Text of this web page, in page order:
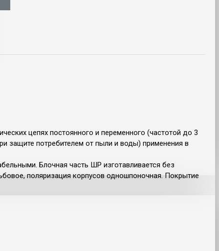
цепях постоянного и переменного (частотой до 3
защите потребителем от пыли и воды) применения в
Блочная часть ШР изготавливается без
поляризация корпусов одношпоночная. Покрытие